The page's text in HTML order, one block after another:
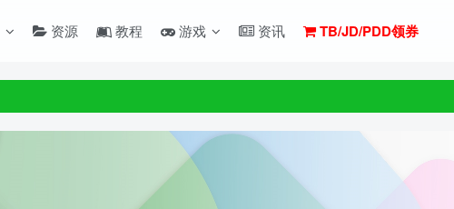
资源 教程 游戏 资讯 TB/JD/PDD领券